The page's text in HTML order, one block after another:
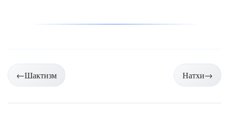
Навигация
по
страницам
←Шактизм Натхи→